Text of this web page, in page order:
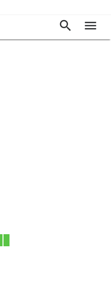
 